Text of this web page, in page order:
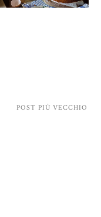
POST PIÙ VECCHIO